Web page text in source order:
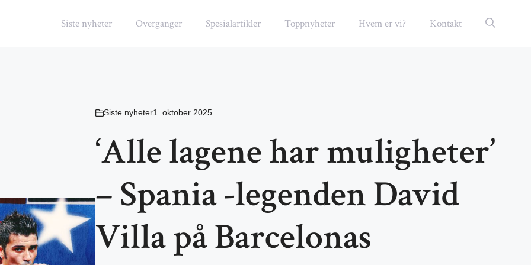
Siste nyheter Overganger Spesialartikler Toppnyheter Hvem er vi? Kontakt
Siste nyheter1. oktober 2025
‘Alle lagene har muligheter’
– Spania -legenden David
Villa på Barcelonas